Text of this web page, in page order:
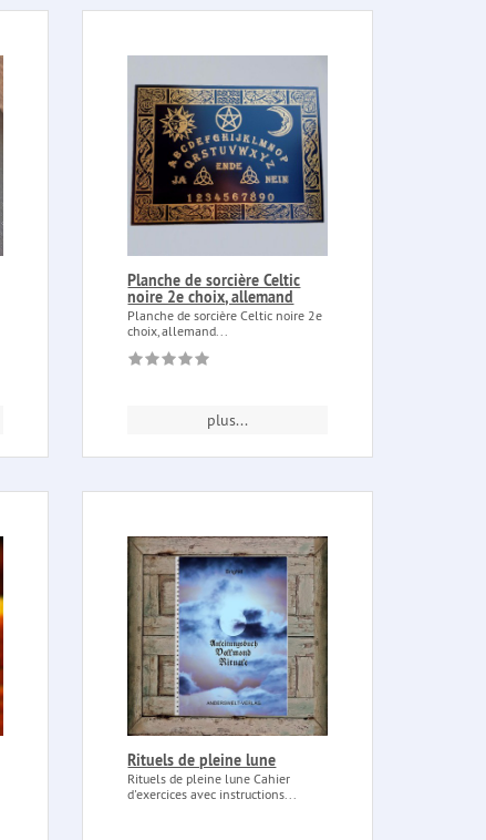
Planche de sorcière Celtic
noire 2e choix, allemand
Planche de sorcière Celtic noire 2e
choix, allemand...
plus...
Rituels de pleine lune
Rituels de pleine lune Cahier
d'exercices avec instructions...